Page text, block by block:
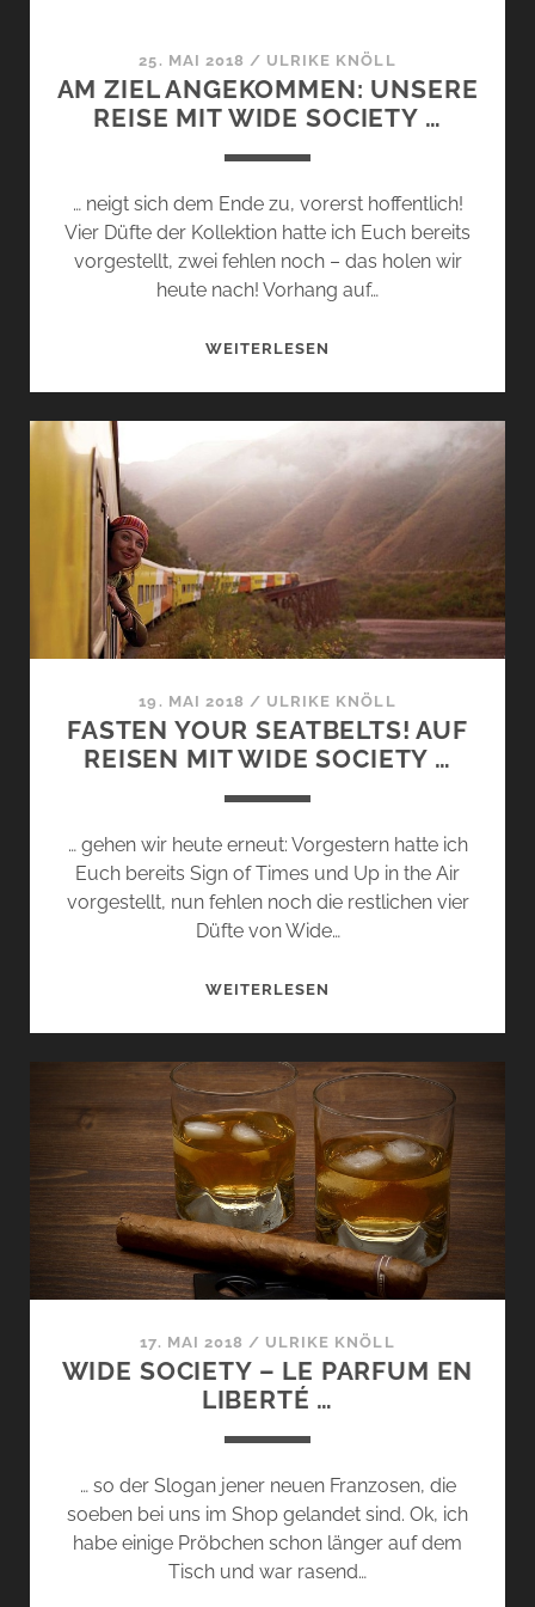
25. MAI 2018 / ULRIKE KNÖLL
AM ZIEL ANGEKOMMEN: UNSERE
REISE MIT WIDE SOCIETY …
… neigt sich dem Ende zu, vorerst hoffentlich!
Vier Düfte der Kollektion hatte ich Euch bereits
vorgestellt, zwei fehlen noch – das holen wir
heute nach! Vorhang auf…
WEITERLESEN
REISE
MIT
SOCIETY
…
19. MAI 2018 / ULRIKE KNÖLL
FASTEN YOUR SEATBELTS! AUF
REISEN MIT WIDE SOCIETY …
… gehen wir heute erneut: Vorgestern hatte ich
Euch bereits Sign of Times und Up in the Air
vorgestellt, nun fehlen noch die restlichen vier
Düfte von Wide…
WEITERLESEN
AUF
REISEN
MIT
WIDE
SOCIETY
…
17. MAI 2018 / ULRIKE KNÖLL
WIDE SOCIETY – LE PARFUM EN
LIBERTÉ …
… so der Slogan jener neuen Franzosen, die
soeben bei uns im Shop gelandet sind. Ok, ich
habe einige Pröbchen schon länger auf dem
Tisch und war rasend…